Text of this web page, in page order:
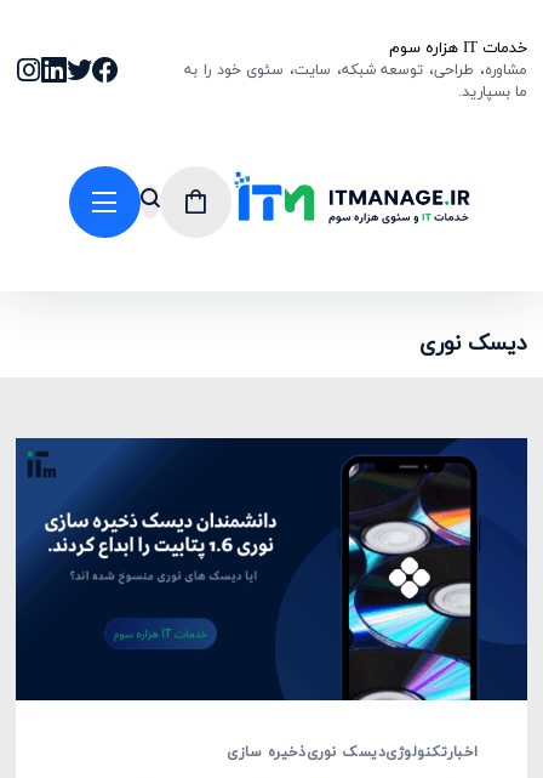
خدمات IT هزاره سوم
مشاوره، طراحی، توسعه شبکه، سایت، سئوی خود را به
ما بسپارید.
دیسک نوری
اخبارتکنولوژیدیسک نوریذخیره سازی